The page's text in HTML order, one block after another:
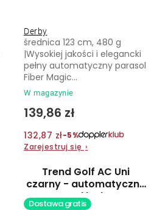
Derby
W magazynie
139,86 zł
132,87 zł−5%
Zarejestruj się ›
średnica 123 cm, 480 g
|Wysokiej jakości i elegancki
pełny automatyczny parasol
Fiber Magic...
Trend Golf AC Uni
czarny - automatyczny
parasol laskowy
Dostawa gratis